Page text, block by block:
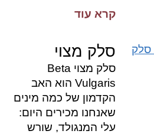
קרא עוד
סלק מצוי
סלק מצוי Beta
Vulgaris הוא האב
הקדמון של כמה מינים
שאנחנו מכירים היום:
עלי המנגולד, שורש